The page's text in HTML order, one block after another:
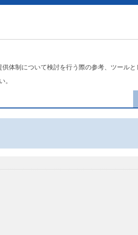
体制について検討を行う際の参考、ツール
。